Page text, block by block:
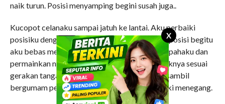
X
naik turun. Posisi menyamping begini susah juga..
Kucopot celanaku sampai jatuh ke lantai. Aku perbaiki
posisiku dengan naik ke atas pahanya. Dengan posisi begitu
aku bebas memegang kontolnya di antara dua pahaku dan
permainkan naik turun, memutar dan mengocoknya sesuai
gerakan tangannya. Nafasnya makin kencang sambil
bergumam penuh nafsu. Pahanya yang kududuki menegang.